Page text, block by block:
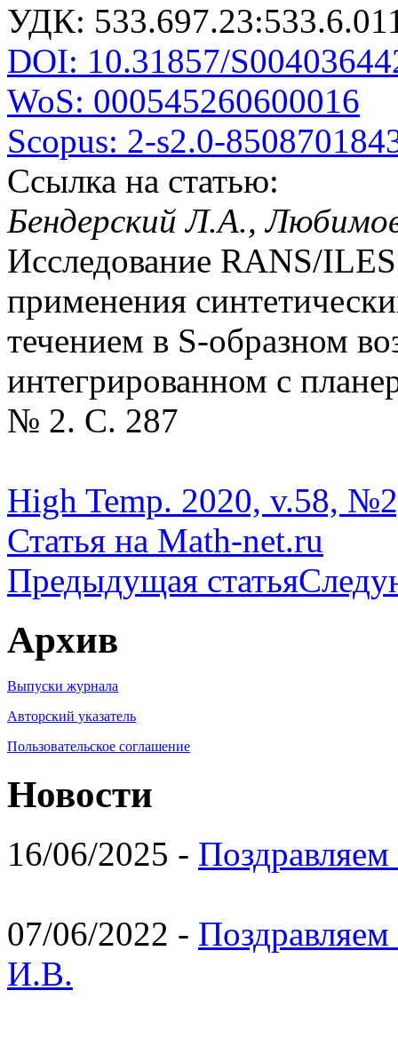
УДК:
DOI: 10.31857/
WoS: 000545260600016
Scopus: 2-s2.0-
Ссылка на статью:
Бендерский Л.А.,
Исследование RANS/
применения
течением в S-образном
интегрированном с
№ 2. С. 287
High Temp. 2020, v.58,
Статья на Math-net.ru
Предыдущая статья
Архив
Выпуски журнала
Авторский указатель
Пользовательское соглашение
Новости
16/06/2025 -
07/06/2022 -
И.В.